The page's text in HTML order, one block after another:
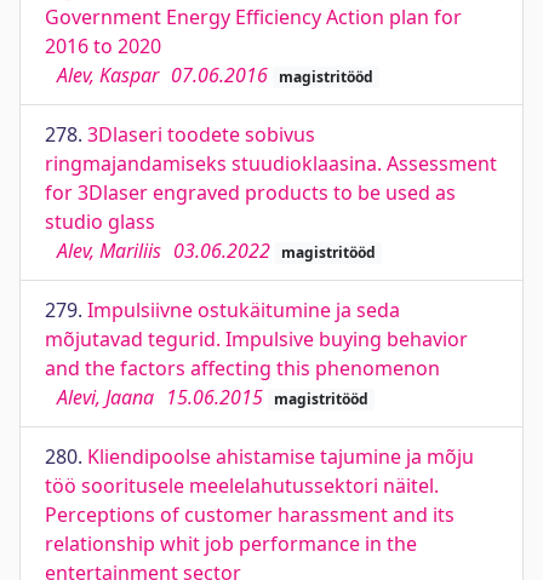
Government Energy Efficiency Action plan for
2016 to 2020
Alev, Kaspar 07.06.2016 magistritööd
278. 3Dlaseri toodete sobivus
ringmajandamiseks stuudioklaasina. Assessment
for 3Dlaser engraved products to be used as
studio glass
Alev, Mariliis 03.06.2022 magistritööd
279. Impulsiivne ostukäitumine ja seda
mõjutavad tegurid. Impulsive buying behavior
and the factors affecting this phenomenon
Alevi, Jaana 15.06.2015 magistritööd
280. Kliendipoolse ahistamise tajumine ja mõju
töö sooritusele meelelahutussektori näitel.
Perceptions of customer harassment and its
relationship whit job performance in the
entertainment sector